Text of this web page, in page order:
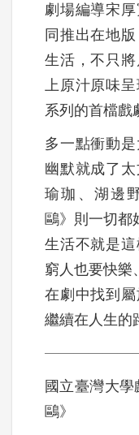
劇場編導宋
同推出在地
生活，不只
上原汁原味
系列的首檔戲
多一點衝動
幽默就成了
瑜珈、湖邊
鷗》則一切都
生活不就是
窮人也要快樂
在劇中找到
繼續在人生的
國立臺灣大
鷗》